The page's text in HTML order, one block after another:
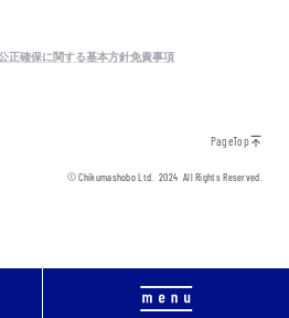
正確保に関する基本方針免責事項
PageTop
© Chikumashobo Ltd.2024 All Rights Reserved.